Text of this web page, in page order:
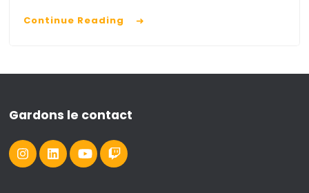
Continue Reading
Gardons le contact